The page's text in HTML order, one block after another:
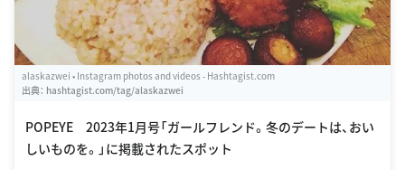
alaskazwei • Instagram photos and videos - Hashtagist.com
出典： hashtagist.com/tag/alaskazwei
POPEYE 2023年1月号「ガールフレンド。冬のデートは、おい
しいものを。」に掲載されたスポット